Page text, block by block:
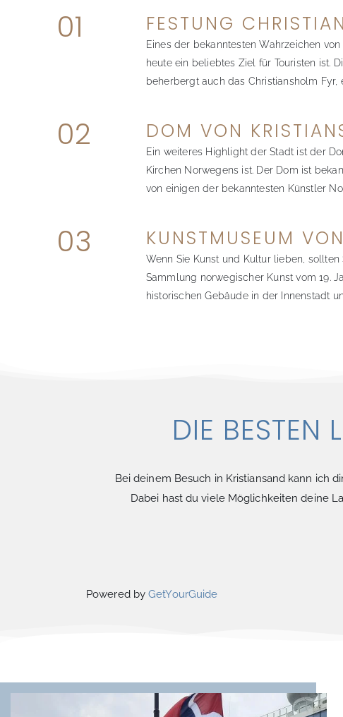
01 FESTUNG
Eines der bekanntesten Wahrzeichen
heute ein beliebtes Ziel für Touristen ist.
beherbergt auch das Christiansholm
02 DOM VON
Ein weiteres Highlight der Stadt ist der
Kirchen Norwegens ist. Der Dom ist
von einigen der bekanntesten Künstler
03 KUNSTMUSEUM
Wenn Sie Kunst und Kultur lieben,
Sammlung norwegischer Kunst vom 19.
historischen Gebäude in der Innenstadt
DIE BESTEN
Bei deinem Besuch in Kristiansand kann ich
Dabei hast du viele Möglichkeiten deine
Powered byGetYourGuide